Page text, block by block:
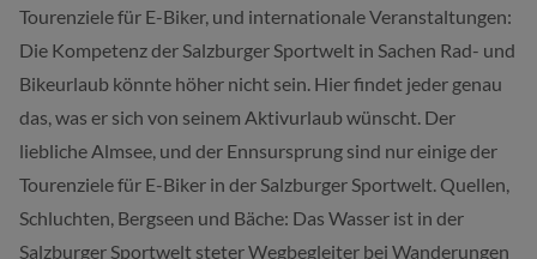
Tourenziele für E-Biker, und internationale Veranstaltungen:
Die Kompetenz der Salzburger Sportwelt in Sachen Rad- und
Bikeurlaub könnte höher nicht sein. Hier findet jeder genau
das, was er sich von seinem Aktivurlaub wünscht. Der
liebliche Almsee, und der Ennsursprung sind nur einige der
Tourenziele für E-Biker in der Salzburger Sportwelt. Quellen,
Schluchten, Bergseen und Bäche: Das Wasser ist in der
Salzburger Sportwelt steter Wegbegleiter bei Wanderungen